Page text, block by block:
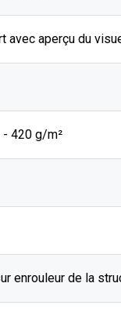
avec aperçu du
- 420 g/m²
enrouleur de la